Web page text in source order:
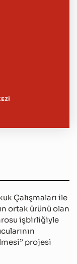
Çalışmaları ile
ortak ürünü olan
işbirliğiyle
projesi